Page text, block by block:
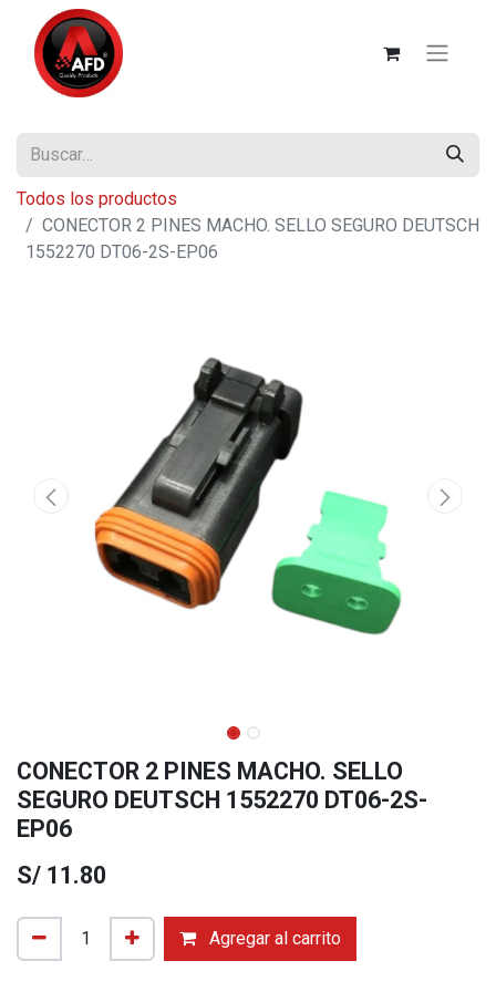
Todos los productos
CONECTOR 2 PINES MACHO. SELLO SEGURO DEUTSCH
1552270 DT06-2S-EP06
CONECTOR 2 PINES MACHO. SELLO
SEGURO DEUTSCH 1552270 DT06-2S-
EP06
S/ 11.80
Agregar al carrito